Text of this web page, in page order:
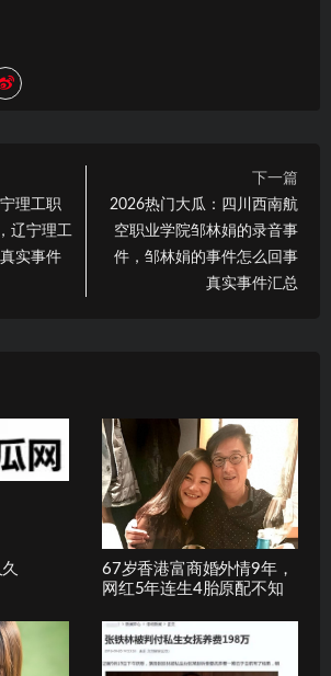
理工职
辽宁理工
实事件
下一篇
2026热门大瓜：四川西南航
空职业学院邹林娟的录音事
件，邹林娟的事件怎么回事
真实事件汇总
67岁香港富商婚外情9年，
网红5年连生4胎原配不知